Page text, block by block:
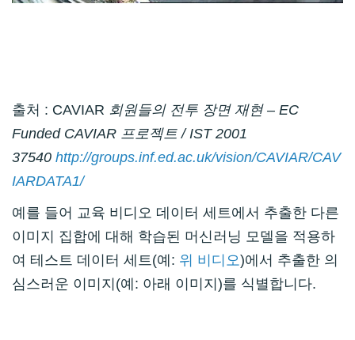
출처 : CAVIAR 회원들의 전투 장면 재현 – EC
Funded CAVIAR 프로젝트 / IST 2001
37540 http://groups.inf.ed.ac.uk/vision/CAVIAR/CAV
IARDATA1/
예를 들어 교육 비디오 데이터 세트에서 추출한 다른
이미지 집합에 대해 학습된 머신러닝 모델을 적용하
여 테스트 데이터 세트(예: 위 비디오)에서 추출한 의
심스러운 이미지(예: 아래 이미지)를 식별합니다.